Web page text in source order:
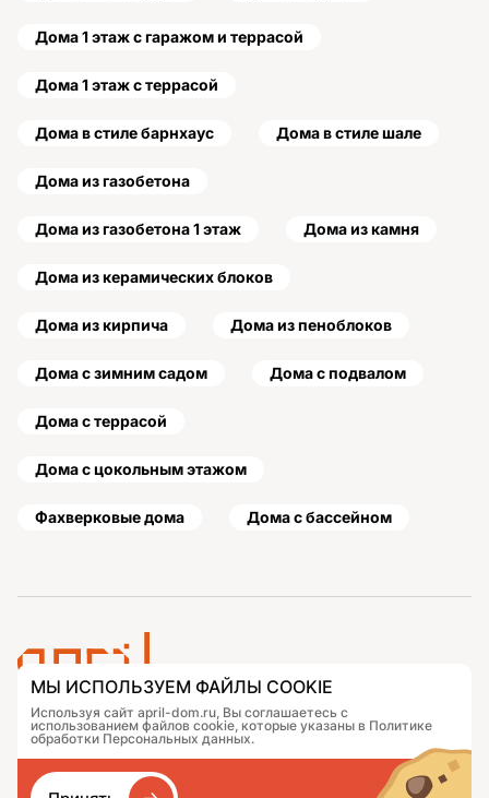
Дома 1 этаж с гаражом и террасой
Дома 1 этаж с террасой
Дома в стиле барнхаус Дома в стиле шале
Дома из газобетона
Дома из газобетона 1 этаж Дома из камня
Дома из керамических блоков
Дома из кирпича Дома из пеноблоков
Дома с зимним садом Дома с подвалом
Дома с террасой
Дома с цокольным этажом
Фахверковые дома Дома с бассейном
Проекты
Подобрать дом
Портфолио
О компании
Контакты
Журнал
Как заказать
МЫ ИСПОЛЬЗУЕМ ФАЙЛЫ COOKIE
Используя сайт april-dom.ru, Вы соглашаетесь с
использованием файлов cookie, которые указаны в Политике
обработки Персональных данных.